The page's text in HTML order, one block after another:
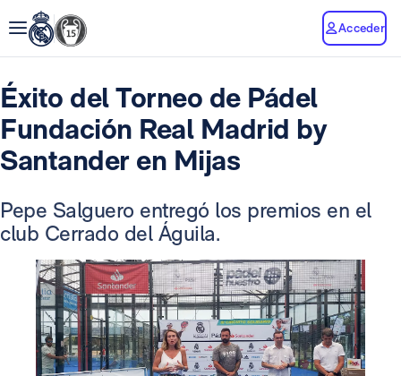
Acceder
Éxito del Torneo de Pádel
Fundación Real Madrid by
Santander en Mijas
Pepe Salguero entregó los premios en el
club Cerrado del Águila.